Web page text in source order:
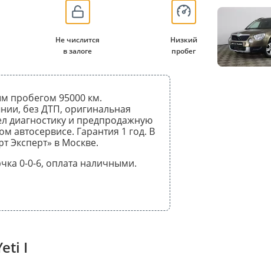
Не числится
в залоге
Низкий
пробег
пробегом 95000 км.
без ДТП, оригинальная
диагностику и предпродажную
автосервисе. Гарантия 1 год. В
Эксперт» в Москве.
0-0-6, оплата наличными.
I